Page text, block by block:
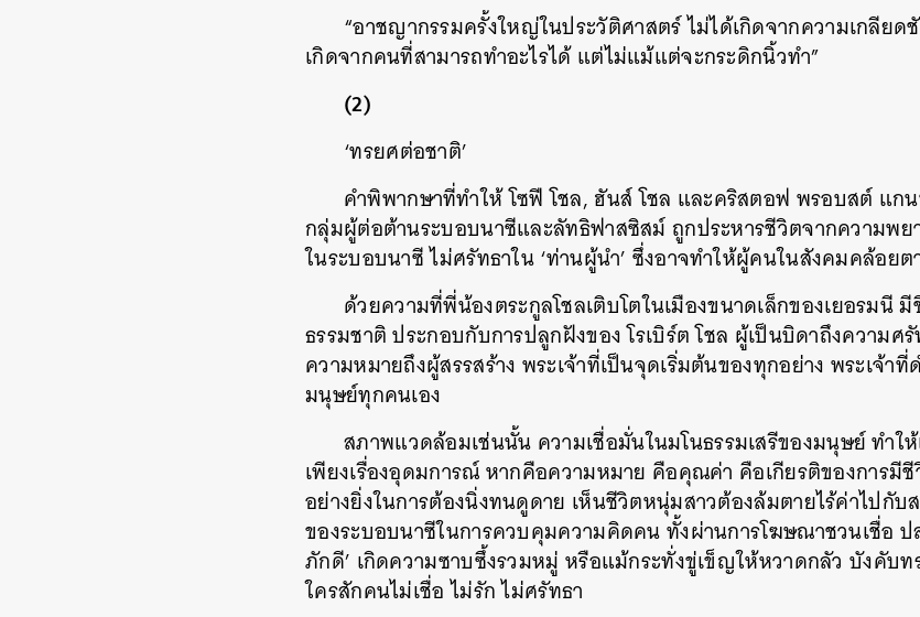
“อาชญากรรมครั้งใหญ่ในประวัติศาสตร์ ไม่ได้เกิดจากความเกลีย
เกิดจากคนที่สามารถทำอะไรได้ แต่ไม่แม้แต่จะกระดิกนิ้วทำ”
(2)
‘ทรยศต่อชาติ’
คำพิพากษาที่ทำให้ โซฟี โชล, ฮันส์ โชล และคริสตอฟ พรอบสต์ แกน
กลุ่มผู้ต่อต้านระบอบนาซีและลัทธิฟาสซิสม์ ถูกประหารชีวิตจากความพย
ในระบอบนาซี ไม่ศรัทธาใน ‘ท่านผู้นำ’ ซึ่งอาจทำให้ผู้คนในสังคมคล้อย
ด้วยความที่พี่น้องตระกูลโชลเติบโตในเมืองขนาดเล็กของเยอรมนี
ธรรมชาติ ประกอบกับการปลูกฝังของ โรเบิร์ต โชล ผู้เป็นบิดาถึงความศรั
ความหมายถึงผู้สรรสร้าง พระเจ้าที่เป็นจุดเริ่มต้นของทุกอย่าง พระเจ้า
มนุษย์ทุกคนเอง
สภาพแวดล้อมเช่นนั้น ความเชื่อมั่นในมโนธรรมเสรีของมนุษย์ ทำใ
เพียงเรื่องอุดมการณ์ หากคือความหมาย คือคุณค่า คือเกียรติของการมี
อย่างยิ่งในการต้องนิ่งทนดูดาย เห็นชีวิตหนุ่มสาวต้องล้มตายไร้ค่าไปกับ
ของระบอบนาซีในการควบคุมความคิดคน ทั้งผ่านการโฆษณาชวนเชื่อ ป
ภักดี’ เกิดความซาบซึ้งรวมหมู่ หรือแม้กระทั่งขู่เข็ญให้หวาดกลัว บังคับ
ใครสักคนไม่เชื่อ ไม่รัก ไม่ศรัทธา